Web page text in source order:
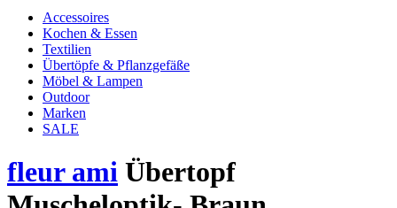
Accessoires
Kochen & Essen
Textilien
Übertöpfe & Pflanzgefäße
Möbel & Lampen
Outdoor
Marken
SALE
fleur ami Übertopf